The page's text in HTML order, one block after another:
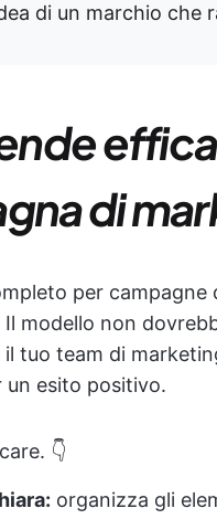
di un marchio che
di
per
modello non
il tuo team di
un esito positivo.
👇
organizza gli